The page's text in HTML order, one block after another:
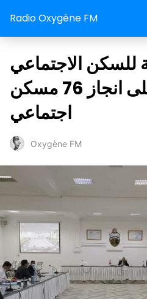
Radio Oxygène FM
للسكن الاجتماعي
ببنزرت تصادق على انجاز 76 مسكن
اجتماعي
Oxygène FM